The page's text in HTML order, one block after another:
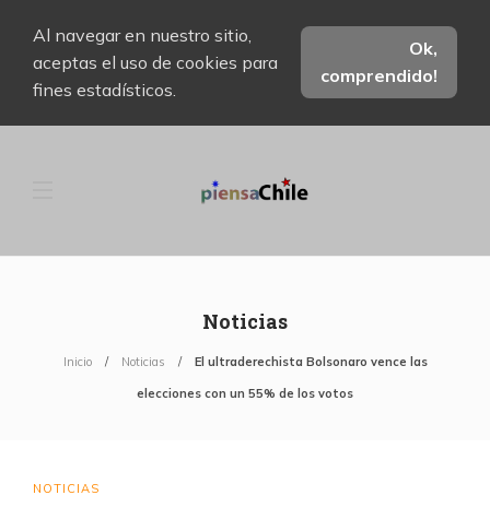
Al navegar en nuestro sitio,
aceptas el uso de cookies para
fines estadísticos.
Ok,
comprendido!
Noticias
Inicio Noticias El ultraderechista Bolsonaro vence las
elecciones con un 55% de los votos
NOTICIAS